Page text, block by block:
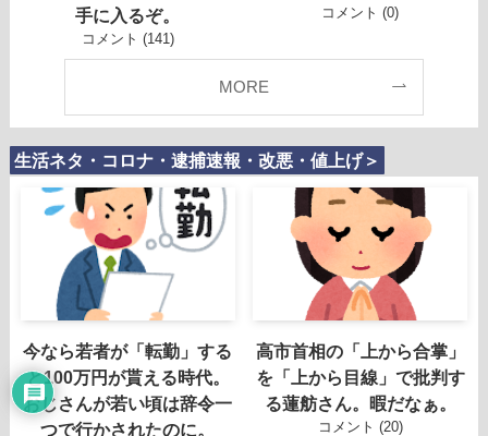
手に入るぞ。
コメント (141)
コメント (0)
MORE
生活ネタ・コロナ・逮捕速報・改悪・値上げ＞
今なら若者が「転勤」する
と100万円が貰える時代。
おじさんが若い頃は辞令一
つで行かされたのに。
高市首相の「上から合掌」
を「上から目線」で批判す
る蓮舫さん。暇だなぁ。
コメント (20)